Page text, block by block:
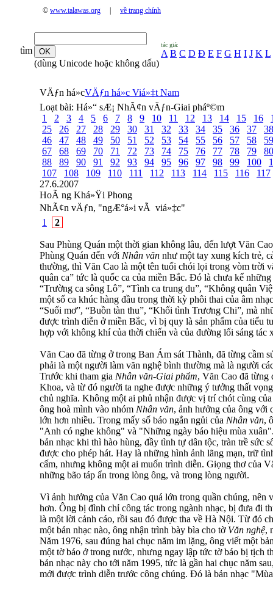
© www.talawas.org về trang chính
tìm
(dùng Unicode hoặc không dấu)
tác giả:
A B C D Đ E F G H I J K L
VÄƒn há»cVÄƒn há»c Viá»‡t Nam
Loạt bài: Há»“ sÆ¡ NhÃ¢n vÄƒn-Giai pháº©m
1
2 3 4 5 6 7 8 9 10 11 12 13 14 15 16
25
26 27 28 29 30 31 32 33 34 35 36 37
38
46
47 48 49 50 51 52 53 54 55 56 57 58
59
67
68 69 70 71 72 73 74 75 76 77 78 79
80
88
89 90 91 92 93 94 95 96 97 98 99 100
107
108 109 110 111 112 113 114 115 116
117
27.6.2007
HoÃ ng Khá»Ÿi Phong
NhÃ¢n vÄƒn, "ngÆ°á»i vÃ viá»‡c"
1
2
Sau Phùng Quán một thời gian không lâu, đến lượt Văn
Phùng Quán đến với Nhân văn như một tay xung kích trẻ,
thường, thì Văn Cao là một tên tuổi chói lọi trong vòm trời
quân ca” tức là quốc ca của miền Bắc. Đó là chưa kể
“Trường ca sông Lô”, “Tình ca trung du”, “Không quân
một số ca khúc hàng đầu trong thời kỳ phôi thai của âm
“Suối mơ”, “Buồn tàn thu”, “Khối tình Trương Chi”, mà
được trình diễn ở miền Bắc, vì bị quy là sản phẩm của tiểu
hợp với không khí của thời chiến và của đường lối sáng tác
Văn Cao đã từng ở trong Ban Ám sát Thành, đã từng cầm
phải là một người làm văn nghệ bình thường mà là người
Trước khi tham gia Nhân văn-Giai phẩm, Văn Cao đã từng
Khoa, và từ đó người ta nghe được những ý tưởng thất
chủ nghĩa. Không một ai phủ nhận được vị trí chót cùng
ông hoà mình vào nhóm Nhân văn, ảnh hưởng của ông với
lớn hơn nhiều. Trong mấy số báo ngắn ngủi của Nhân văn,
"Anh có nghe không" và "Những ngày báo hiệu mùa
bản nhạc khi thì hào hùng, đầy tình tự dân tộc, tràn trề sức
được cho phép hát. Hay là những hình ảnh lãng mạn, trữ
cấm, nhưng không một ai muốn trình diễn. Giọng thơ của
những bão táp ẩn trong lòng ông, và trong lòng người.
Vì ảnh hưởng của Văn Cao quá lớn trong quần chúng, nên
hơn. Ông bị đình chỉ công tác trong ngành nhạc, bị đưa đi
là một lời cảnh cáo, rồi sau đó được tha về Hà Nội. Từ đó
một bản nhạc nào, ông nhận trình bày bìa cho tờ Văn nghệ,
Năm 1976, sau đúng hai chục năm im lặng, ông viết một
một tờ báo ở trong nước, nhưng ngay lập tức tờ báo bị tịch
bản nhạc này cho tới năm 1995, tức là gần hai chục năm
mới được trình diễn trước công chúng. Đó là bản nhạc